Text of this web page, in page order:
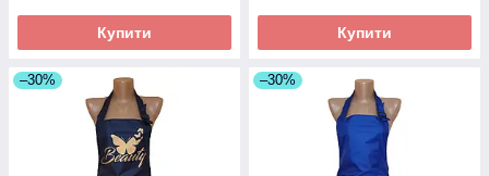
Купити Купити
–30% –30%